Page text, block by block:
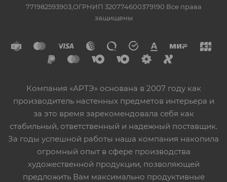
771982593903,ОГРНИП 320774600379190 Все права
защищены
Компания «АРТЭ» основана в 2007 году как
производитель настенных предметов интерьера и
за это время зарекомендовала себя как
стабильный, ответственный и надежный поставщик.
За годы успешной работы наша компания накопила
огромный опыт в сфере производства
художественной продукции, позволяющей
предложить Вам максимально продуктивные